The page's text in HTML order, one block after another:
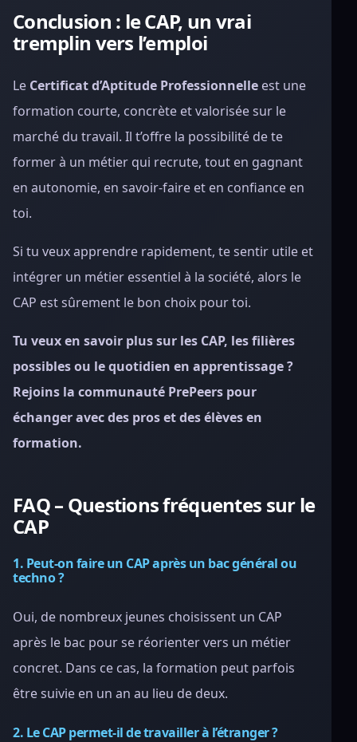
Conclusion : le CAP, un vrai
tremplin vers l’emploi
Le Certificat d’Aptitude Professionnelle est une
formation courte, concrète et valorisée sur le
marché du travail. Il t’offre la possibilité de te
former à un métier qui recrute, tout en gagnant
en autonomie, en savoir-faire et en confiance en
toi.
Si tu veux apprendre rapidement, te sentir utile et
intégrer un métier essentiel à la société, alors le
CAP est sûrement le bon choix pour toi.
Tu veux en savoir plus sur les CAP, les filières
possibles ou le quotidien en apprentissage ?
Rejoins la communauté PrePeers pour
échanger avec des pros et des élèves en
formation.
FAQ – Questions fréquentes sur le
CAP
1. Peut-on faire un CAP après un bac général ou
techno ?
Oui, de nombreux jeunes choisissent un CAP
après le bac pour se réorienter vers un métier
concret. Dans ce cas, la formation peut parfois
être suivie en un an au lieu de deux.
2. Le CAP permet-il de travailler à l’étranger ?